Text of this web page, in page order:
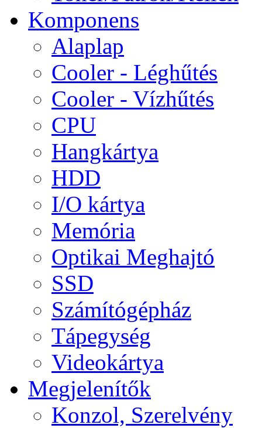
Komponens
Alaplap
Cooler - Léghűtés
Cooler - Vízhűtés
CPU
Hangkártya
HDD
I/O kártya
Memória
Optikai Meghajtó
SSD
Számítógépház
Tápegység
Videokártya
Megjelenítők
Konzol, Szerelvény